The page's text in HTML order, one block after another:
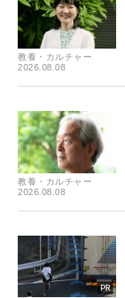
教養・カルチャー
2026.08.08
教養・カルチャー
2026.08.08